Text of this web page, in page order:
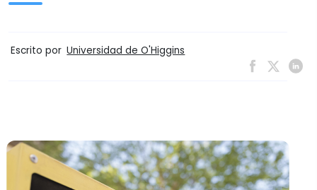
Escrito por Universidad de O'Higgins